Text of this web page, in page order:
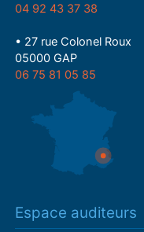
04 92 43 37 38
• 27 rue Colonel Roux
05000 GAP
06 75 81 05 85
Espace auditeurs